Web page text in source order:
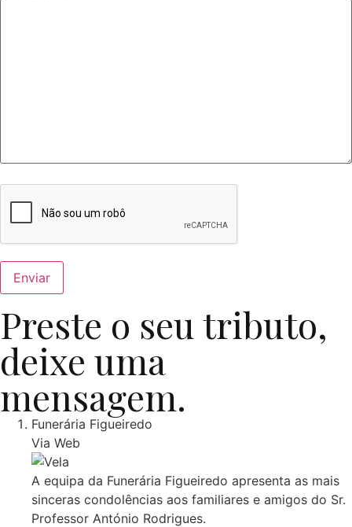
Preste o seu tributo,
deixe uma
mensagem.
Funerária Figueiredo
Via Web
A equipa da Funerária Figueiredo apresenta as mais
sinceras condolências aos familiares e amigos do Sr.
Professor António Rodrigues.